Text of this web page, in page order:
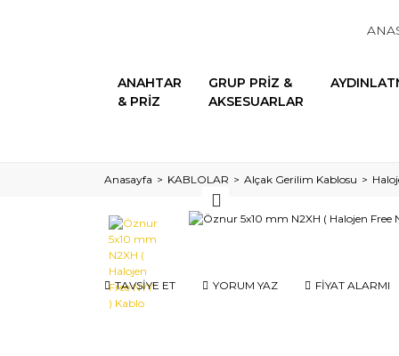
ANAHTAR
& PRİZ
GRUP PRİZ &
AKSESUARLAR
Anasayfa KABLOLAR Alçak Gerilim Kablosu
TAVSİYE ET YORUM YAZ FİYAT ALARMI